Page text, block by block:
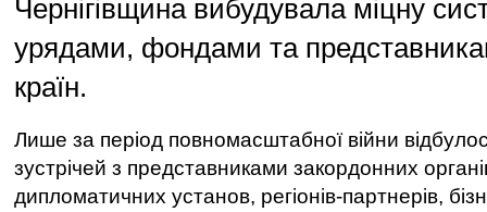
Чернігівщина вибудувала міцну
урядами, фондами та
країн.
Лише за період повномасштабної війни
зустрічей з представниками закордонних
дипломатичних установ, регіонів-партнерів,